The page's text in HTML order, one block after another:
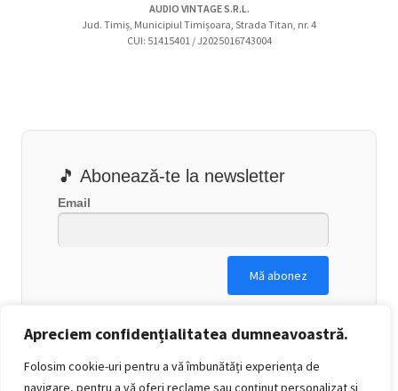
Apreciem confidențialitatea dumneavoastră.
Folosim cookie-uri pentru a vă îmbunătăți experiența de
navigare, pentru a vă oferi reclame sau conținut personalizat și
AUDIO VINTAGE S.R.L.
Jud. Timiș, Municipiul Timișoara, Strada Titan, nr. 4
CUI: 51415401 / J2025016743004
🎵 Abonează-te la newsletter
Email